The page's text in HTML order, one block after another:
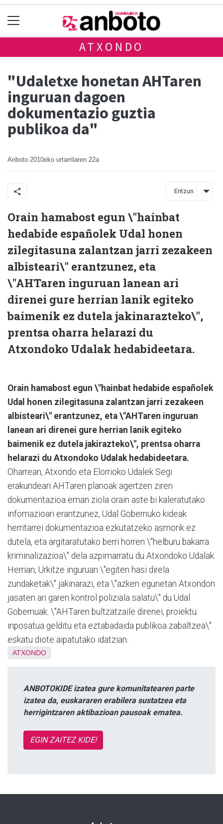
ATXONDO
"Udaletxe honetan AHTaren
inguruan dagoen
dokumentazio guztia
publikoa da"
Anboto 2010eko urtarrilaren 22a
Entzun
Orain hamabost egun \"hainbat
hedabide españolek Udal honen
zilegitasuna zalantzan jarri zezakeen
albisteari\" erantzunez, eta
\"AHTaren inguruan lanean ari
direnei gure herrian lanik egiteko
baimenik ez dutela jakinarazteko\",
prentsa oharra helarazi du
Atxondoko Udalak hedabideetara.
Orain hamabost egun \"hainbat hedabide españolek
Udal honen zilegitasuna zalantzan jarri zezakeen
albisteari\" erantzunez, eta \"AHTaren inguruan
lanean ari direnei gure herrian lanik egiteko
baimenik ez dutela jakirazteko\", prentsa oharra
helarazi du Atxondoko Udalak hedabideetara.
Oharrean, Atxondo eta Elorrioko Udalek Segi
erakundeari AHTaren planoak agertzen ziren
dokumentazioa eman ziola orain aste bi kaleratutako
infomazioari erantzunez, Udal Gobernuko kideak
herritarrei dokumentazioa ezkutatzeko asmorik ez
dutela, eta argitaratutako berri horren \"helburu bakarra
kriminalizazioa\" dela azpimarratu du Atxondoko Udalak.
Herrian, Urkitze inguruan \"egiten hasi direla
zundaketak\" jakinarazi, eta \"azken egunetan Atxondon
jasaten ari garen kontrol poliziala salatu\" du Udal
Gobernuak. \"AHTaren bultzatzaile direnei, proiektu
inposatua gelditu eta eztabadaida publikoa zabaltzea\"
eskatu diote aipatutako idatzian.
ATXONDO
ANBOTOKIDE izatea gure komunitatearen parte
izatea da, euskararen erabilera sustatzea eta
herrigintzaren aktibazioan pausoak ematea.
EGIN ZAITEZ KIDE!